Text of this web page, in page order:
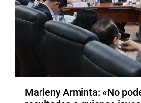
Marleny Arminta: «No